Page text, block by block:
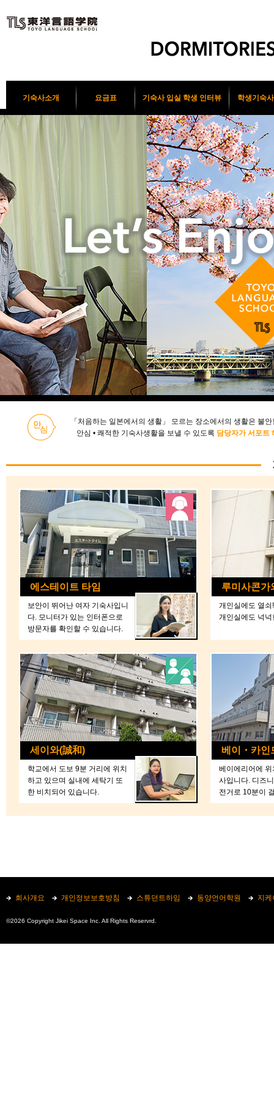
기숙사소개 요금표 기숙사 입실 학생 인터뷰 학생기숙
「처음하는 일본에서의 생활」 모르는 장소에서의 생활은 불
안심 • 쾌적한 기숙사생활을 보낼 수 있도록 담당자가 서포트
에스테이트 타임
보안이 뛰어난 여자 기숙사입니
다. 모니터가 있는 인터폰으로
방문자를 확인할 수 있습니다.
루미사콘가
개인실에도 열
개인실에도 넉
세이와(誠和)
학교에서 도보 9분 거리에 위치
하고 있으며 실내에 세탁기 또
한 비치되어 있습니다.
베이・카인
베이에리어에
사입니다. 디즈
전거로 10분이
회사개요 개인정보보호방침 스튜던트하임 동양언어학원 지
©2026 Copyright Jikei Space Inc. All Rights Reservrd.